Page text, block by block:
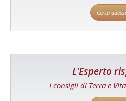
Cerca
L'Esperto
I consigli di Terra e